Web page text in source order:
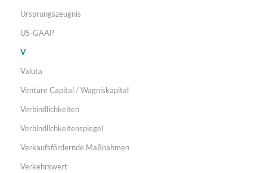
Ursprungszeugnis
US-GAAP
V
Valuta
Venture Capital / Wagniskapital
Verbindlichkeiten
Verbindlichkeitenspiegel
Verkaufsfördernde Maßnahmen
Verkehrswert